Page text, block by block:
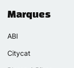
Marques
ABI
Citycat